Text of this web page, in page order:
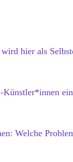
hier als
Welche